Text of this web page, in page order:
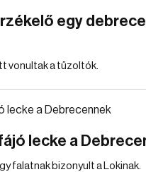
egy
vonultak a tűzoltók.
lecke a
falatnak bizonyult a Lokinak.